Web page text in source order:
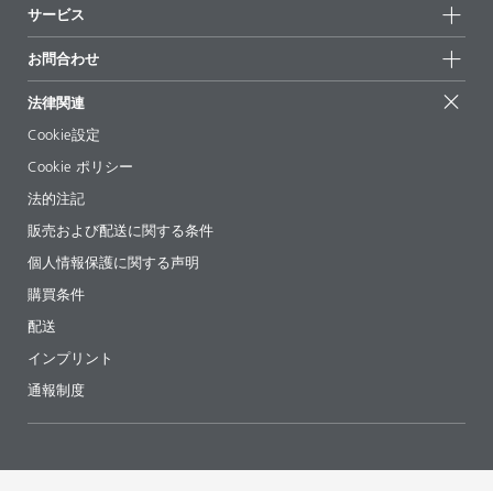
拠点と販売代理店
展示会 & イベント
経営陣
持続可能な製品
サクセスストーリー
EcoVadis
証明書
サービス
配合の出発点
論文記事
ebooks(電子書籍)
法令情報
添加剤ガイドアプリ
ビデオ
ダウンロード
お問合わせ
法律関連
Cookie設定
Cookie ポリシー
法的注記
販売および配送に関する条件
個人情報保護に関する声明
購買条件
配送
インプリント
通報制度